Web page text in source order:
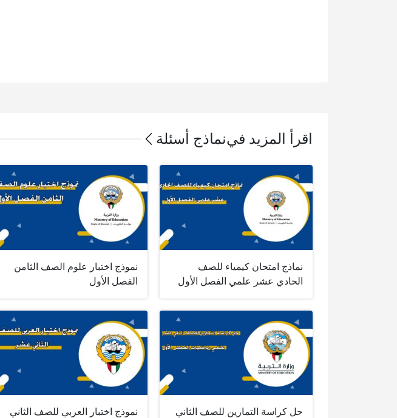
اقرأ المزيد فينماذج أسئلة
نماذج امتحان كيمياء للصف
الحادي عشر علمي الفصل الأول
نموذج اختبار علوم الصف الثامن
الفصل الأول
حل كراسة التمارين للصف الثاني
نموذج اختبار العربي للصف الثاني